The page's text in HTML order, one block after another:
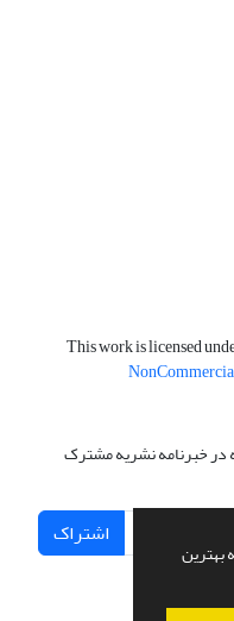
بهترین
This work is licensed
در خبرنامه نشریه مشترک
اشتراک